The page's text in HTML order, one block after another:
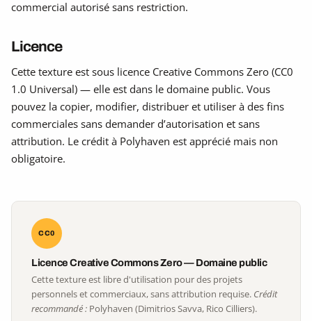
commercial autorisé sans restriction.
Licence
Cette texture est sous licence Creative Commons Zero (CC0
1.0 Universal) — elle est dans le domaine public. Vous
pouvez la copier, modifier, distribuer et utiliser à des fins
commerciales sans demander d’autorisation et sans
attribution. Le crédit à Polyhaven est apprécié mais non
obligatoire.
CC0
Licence Creative Commons Zero — Domaine public
Cette texture est libre d'utilisation pour des projets
personnels et commerciaux, sans attribution requise. Crédit
recommandé : Polyhaven (Dimitrios Savva, Rico Cilliers).